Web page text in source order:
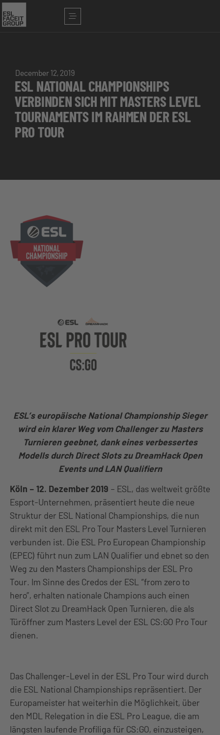
December 12, 2019
ESL NATIONAL CHAMPIONSHIPS
VERBINDEN SICH MIT MASTERS LEVEL
TOURNAMENTS IM RAHMEN DER ESL
PRO TOUR
ESL’s europäische National Championship Sieger
wird ein klarer Weg vom Challenger zu Masters
Turnieren geebnet, dank eines verbessertes
Modells durch Direct Slots zu DreamHack Open
Events und LAN Qualifiern
Köln – 12. Dezember 2019 – ESL, das weltweit größte
Esport-Unternehmen, präsentiert heute die neue
Struktur der ESL National Championships, die nun
direkt mit den ESL Pro Tour Masters Level Turnieren
verbunden ist. Die ESL Pro European Championship
(EPEC) führt nun zum LAN Qualifier und ebnet so den
Weg zu den Masters Championships der ESL Pro
Tour. Im Sinne des Credos der ESL “from zero to
hero”, erhalten nationale Champions auch einen
Direct Slot zu DreamHack Open Turnieren, die als
Türöffner zum Masters Level der ESL CS:GO Pro Tour
dienen.
Das Challenger-Level in der ESL Pro Tour wird durch
die ESL National Championships repräsentiert. Der
Europameister hat weiterhin die Möglichkeit, über
den MDL Relegation in die ESL Pro League, die am
längsten laufende Profiliga für CS:GO, einzusteigen,